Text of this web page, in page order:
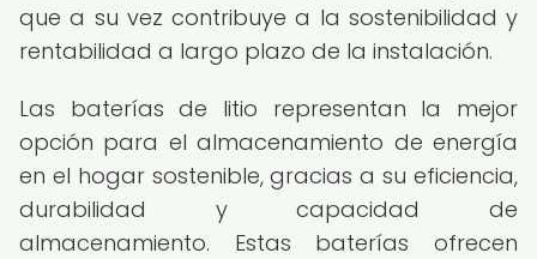
que a su vez contribuye a la sostenibilidad y
rentabilidad a largo plazo de la instalación.
Las baterías de litio representan la mejor
opción para el almacenamiento de energía
en el hogar sostenible, gracias a su eficiencia,
durabilidad y capacidad de
almacenamiento. Estas baterías ofrecen